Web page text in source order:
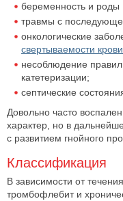
беременность и роды
травмы с
онкологические
свертываемости крови
несоблюдение правил
катетеризации;
септические
Довольно часто
характер, но в
с развитием гнойного
Классификация
В зависимости от
тромбофлебит и